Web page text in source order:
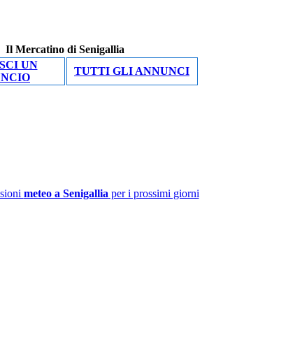
Il Mercatino di Senigallia
UN
TUTTI GLI ANNUNCI
meteo a Senigallia per i prossimi giorni